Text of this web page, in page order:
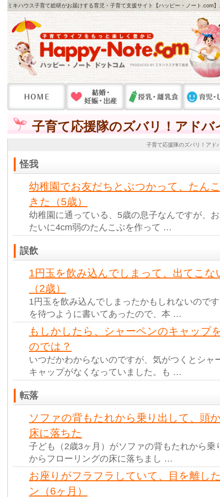
ミキハウス子育て総研がお届けする育児・子育て支援サイト【ハッピー・ノート
子育て応援隊のズバリ！アドバ
子育て応援隊のズバリ！アド
怪我
幼稚園でお友だちとぶつかって、たん
きた（5歳）
幼稚園に通っている、5歳の息子なんですが、
たいに4cm弱のたんこぶを作って …
誤飲
1円玉を飲み込んでしまって、出てこ
（2歳）
1円玉を飲み込んでしまったかもしれないので
を待つように書いてあったので、本 …
もしかしたら、シャーペンのキャップ
のでは？
いつだかわからないのですが、気がつくとシャ
キャップがなくなっていました。も …
転落
ソファの背もたれから乗り出して、頭
床に落ちた
子ども（2歳3ヶ月）がソファの背もたれから乗
からフローリングの床に落ちまし …
お座りがフラフラしていて、目を離し
ン（6ヶ月）